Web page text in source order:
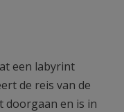
een labyrint
de reis van de
doorgaan en is in